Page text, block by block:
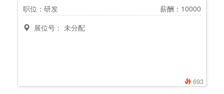
693
职位：研发
薪酬：10000
展位号： 未分配